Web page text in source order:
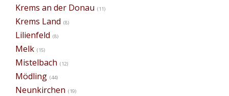
Krems an der Donau (11)
Krems Land (8)
Lilienfeld (8)
Melk (15)
Mistelbach (12)
Mödling (44)
Neunkirchen (19)